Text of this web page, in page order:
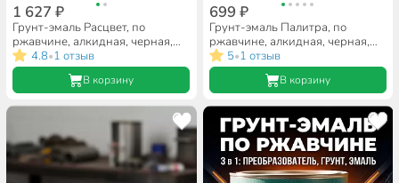
1 627 ₽
Грунт-эмаль Расцвет, по
ржавчине, алкидная, черная,
2.7 кг
4.8•1 отзыв
В корзину
699 ₽
Грунт-эмаль Палитра, по
ржавчине, алкидная, черная,
1.9 кг
5•1 отзыв
В корзину